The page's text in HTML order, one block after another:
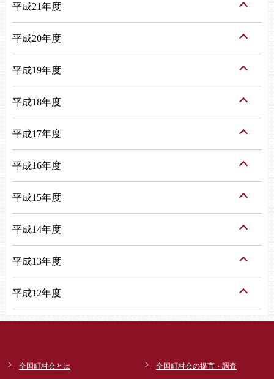
平成21年度
平成20年度
平成19年度
平成18年度
平成17年度
平成16年度
平成15年度
平成14年度
平成13年度
平成12年度
全国町村会とは 全国町村会の提言・調査